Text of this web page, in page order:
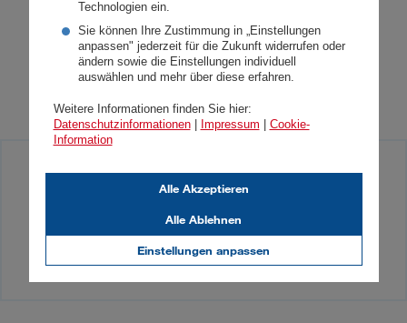
Technologien ein.
Sie können Ihre Zustimmung in „Einstellungen
anpassen" jederzeit für die Zukunft widerrufen oder
ändern sowie die Einstellungen individuell
auswählen und mehr über diese erfahren.
Weitere Informationen finden Sie hier:
Datenschutzinformationen| Impressum
Cookie-
Information
Einstellungen anpassen
Alle Ablehnen
Alle Akzeptieren
Mehr zum Recommender Award 2017:
FMVÖ
Telemark Marketing
Sie haben Presseanfragen? Einfach bei
Medienkontakt